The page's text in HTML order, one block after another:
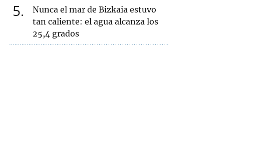
5
Nunca el mar de Bizkaia estuvo
tan caliente: el agua alcanza los
25,4 grados